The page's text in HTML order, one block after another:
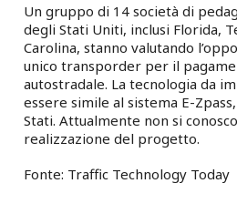
Un gruppo di 14 società di
degli Stati Uniti, inclusi Florida,
Carolina, stanno valutando
unico transporder per il
autostradale. La tecnologia da
essere simile al sistema E-
Stati. Attualmente non si
realizzazione del progetto.
Fonte: Traffic Technology Today